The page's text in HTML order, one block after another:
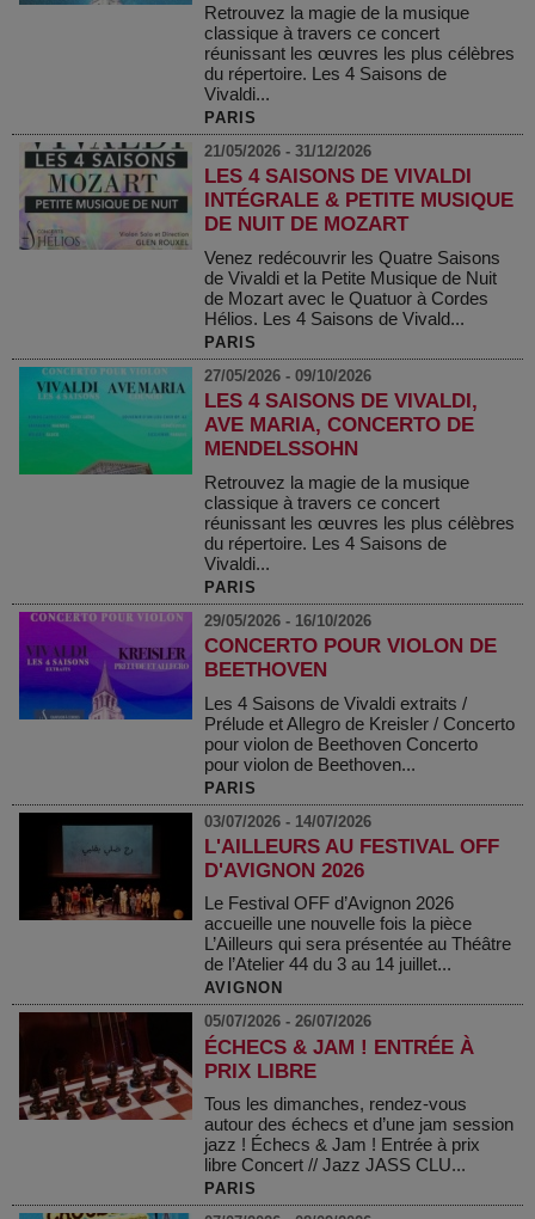
Retrouvez la magie de la musique
classique à travers ce concert
réunissant les œuvres les plus célèbres
du répertoire. Les 4 Saisons de
Vivaldi...
PARIS
21/05/2026 - 31/12/2026
LES 4 SAISONS DE VIVALDI
INTÉGRALE & PETITE MUSIQUE
DE NUIT DE MOZART
Venez redécouvrir les Quatre Saisons
de Vivaldi et la Petite Musique de Nuit
de Mozart avec le Quatuor à Cordes
Hélios. Les 4 Saisons de Vivald...
PARIS
27/05/2026 - 09/10/2026
LES 4 SAISONS DE VIVALDI,
AVE MARIA, CONCERTO DE
MENDELSSOHN
Retrouvez la magie de la musique
classique à travers ce concert
réunissant les œuvres les plus célèbres
du répertoire. Les 4 Saisons de
Vivaldi...
PARIS
29/05/2026 - 16/10/2026
CONCERTO POUR VIOLON DE
BEETHOVEN
Les 4 Saisons de Vivaldi extraits /
Prélude et Allegro de Kreisler / Concerto
pour violon de Beethoven Concerto
pour violon de Beethoven...
PARIS
03/07/2026 - 14/07/2026
L'AILLEURS AU FESTIVAL OFF
D'AVIGNON 2026
Le Festival OFF d’Avignon 2026
accueille une nouvelle fois la pièce
L’Ailleurs qui sera présentée au Théâtre
de l’Atelier 44 du 3 au 14 juillet...
AVIGNON
05/07/2026 - 26/07/2026
ÉCHECS & JAM ! ENTRÉE À
PRIX LIBRE
Tous les dimanches, rendez-vous
autour des échecs et d’une jam session
jazz ! Échecs & Jam ! Entrée à prix
libre Concert // Jazz JASS CLU...
PARIS